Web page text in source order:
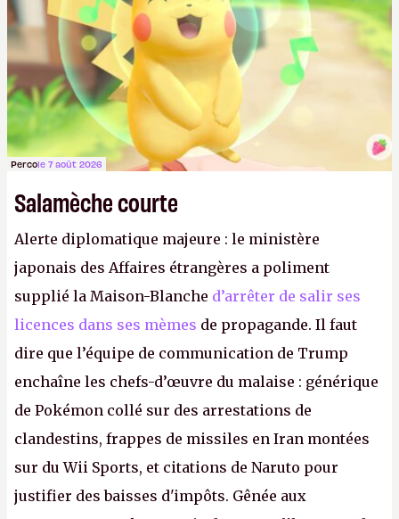
consoles à ces petits cons !
Percole 7 août 2026
Salamèche courte
Alerte diplomatique majeure : le ministère
japonais des Affaires étrangères a poliment
supplié la Maison-Blanche d’arrêter de salir ses
licences dans ses mèmes de propagande. Il faut
dire que l’équipe de communication de Trump
enchaîne les chefs-d’œuvre du malaise : générique
de Pokémon collé sur des arrestations de
clandestins, frappes de missiles en Iran montées
sur du Wii Sports, et citations de Naruto pour
justifier des baisses d'impôts. Gênée aux